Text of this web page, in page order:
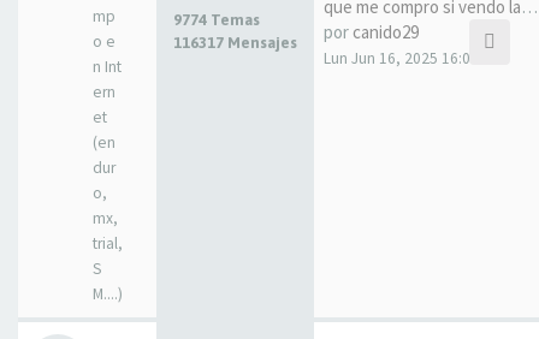
mp
o e
n Int
ern
et
(en
dur
o,
mx,
trial,
S
M....)
9774 Temas
116317 Mensajes
que me compro si vendo la drz…
por canido29
Lun Jun 16, 2025 16:07